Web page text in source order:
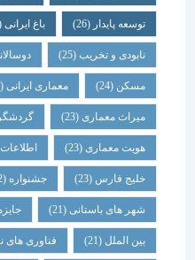
توسعه پایدار (26) باغ ایرانی
نابودی و تخریب(25)
مسکن (24) معماری ایرانی(24)
میراث معماری(23)
هویت معماری(23)
خلیج فارس (23) جشنواره (22)
شهر های باستانی(21)
بین الملل (21) فناوری های